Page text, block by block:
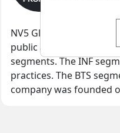
NV5 Global, Inc.
public and private
segments. The INF
practices. The BTS
company was founded